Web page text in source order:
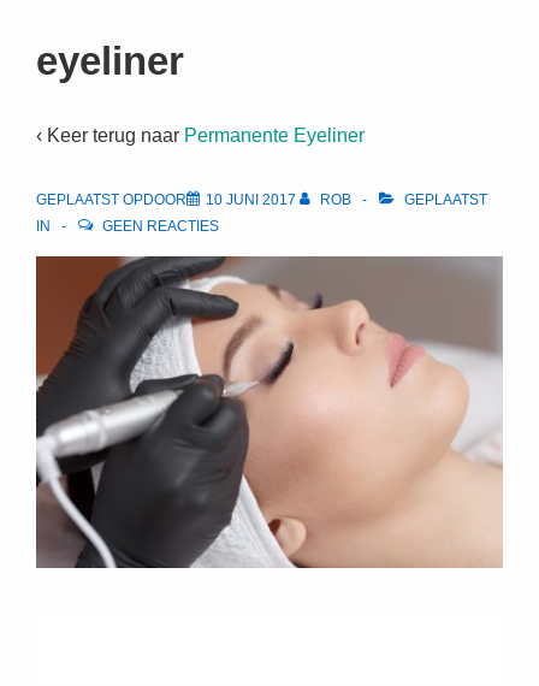
Doorgaaneyeliner
‹ Keer terug naar Permanente Eyeliner
GEPLAATST OPDOOR 10 JUNI 2017 ROB
GEPLAATST
IN
GEEN REACTIES